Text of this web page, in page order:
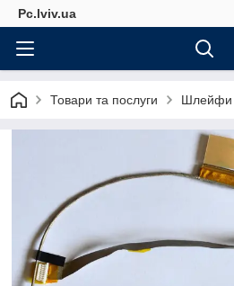
Pc.lviv.ua
Товари та послуги Шлейфи